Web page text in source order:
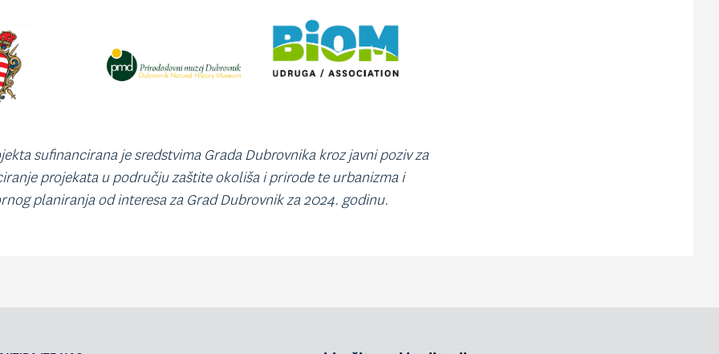
sufinancirana je sredstvima Grada Dubrovnika kroz javni poziv za
projekata u području zaštite okoliša i prirode te urbanizma i
planiranja od interesa za Grad Dubrovnik za 2024. godinu.